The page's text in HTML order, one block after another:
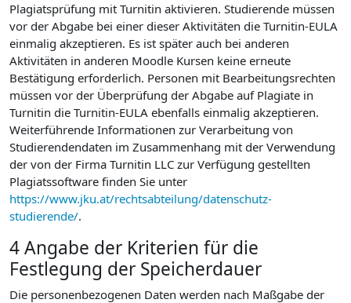
Plagiatsprüfung mit Turnitin aktivieren. Studierende müssen
vor der Abgabe bei einer dieser Aktivitäten die Turnitin-EULA
einmalig akzeptieren. Es ist später auch bei anderen
Aktivitäten in anderen Moodle Kursen keine erneute
Bestätigung erforderlich. Personen mit Bearbeitungsrechten
müssen vor der Überprüfung der Abgabe auf Plagiate in
Turnitin die Turnitin-EULA ebenfalls einmalig akzeptieren.
Weiterführende Informationen zur Verarbeitung von
Studierendendaten im Zusammenhang mit der Verwendung
der von der Firma Turnitin LLC zur Verfügung gestellten
Plagiatssoftware finden Sie unter
https://www.jku.at/rechtsabteilung/datenschutz-
studierende/.
4 Angabe der Kriterien für die
Festlegung der Speicherdauer
Die personenbezogenen Daten werden nach Maßgabe der